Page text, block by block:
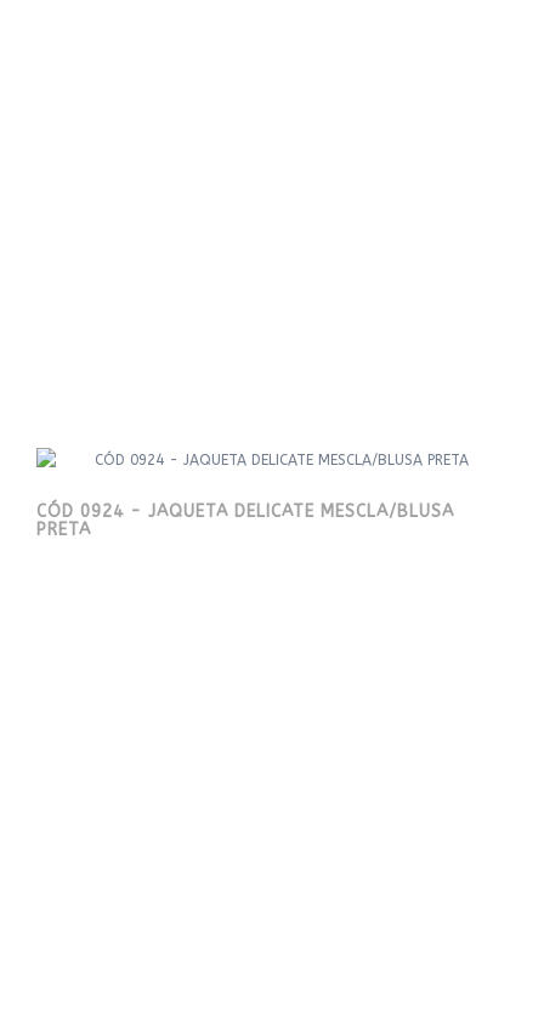
CÓD 0924 - JAQUETA DELICATE MESCLA/BLUSA
PRETA